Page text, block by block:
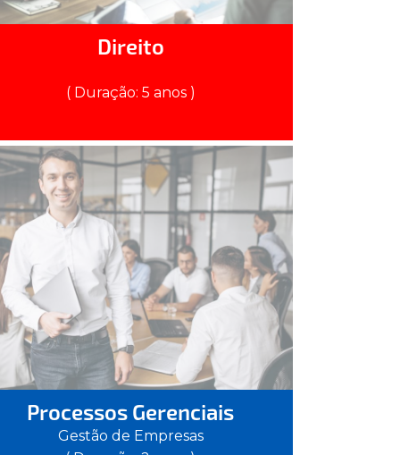
Direito
( Duração: 5 anos )
Processos Gerenciais
Gestão de Empresas